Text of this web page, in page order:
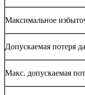
Максимальное
Допускаемая потеря
Макс. допускаемая